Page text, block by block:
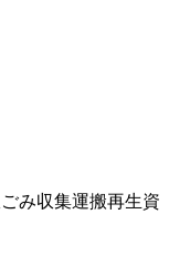
ごみ収集運搬再生資